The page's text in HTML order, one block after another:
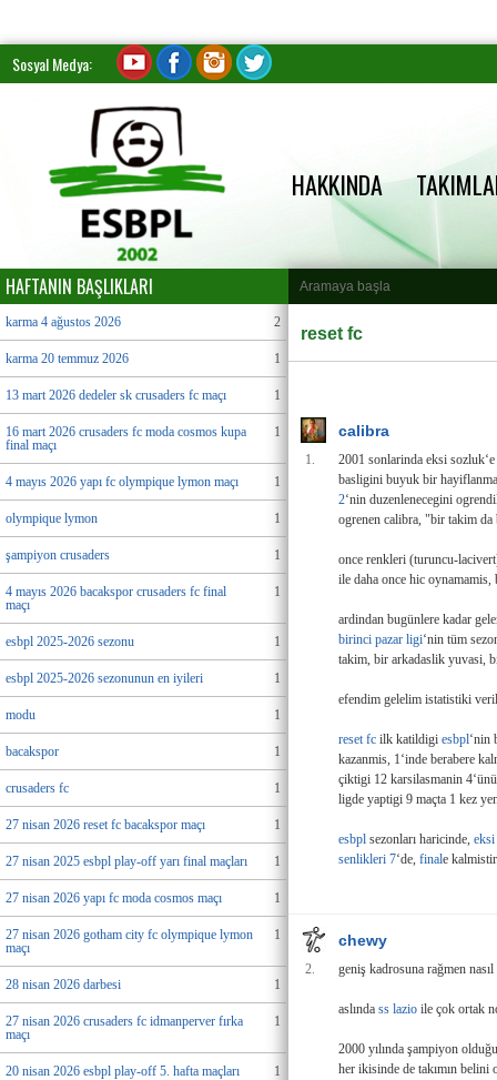
Sosyal Medya:
HAKKINDA
HAFTANIN BAŞLIKLARI
karma 4 ağustos 2026 2
karma 20 temmuz 2026 1
13 mart 2026 dedeler sk crusaders fc maçı 1
16 mart 2026 crusaders fc moda cosmos kupa
final maçı
1
4 mayıs 2026 yapı fc olympique lymon maçı 1
olympique lymon 1
şampiyon crusaders 1
4 mayıs 2026 bacakspor crusaders fc final
maçı
1
esbpl 2025-2026 sezonu 1
esbpl 2025-2026 sezonunun en iyileri 1
modu 1
bacakspor 1
crusaders fc 1
27 nisan 2026 reset fc bacakspor maçı 1
27 nisan 2025 esbpl play-off yarı final maçları 1
27 nisan 2026 yapı fc moda cosmos maçı 1
27 nisan 2026 gotham city fc olympique lymon
maçı
1
28 nisan 2026 darbesi 1
27 nisan 2026 crusaders fc idmanperver fırka
maçı
1
20 nisan 2026 esbpl play-off 5. hafta maçları 1
reset fc
calibra
1.
2001 sonlarinda eksi
basligini buyuk bir
2‘nin duzenlenecegini
ogrenen calibra, "bir takim
once renkleri (turuncu-
ile daha once hic
ardindan bugünlere kadar
birinci pazar ligi‘nin tüm
takim, bir arkadaslik yuvasi,
efendim gelelim istatistiki
reset fc ilk katildigi esbpl‘nin
kazanmis, 1‘inde berabere
çiktigi 12 karsilasmanin
ligde yaptigi 9 maçta 1 kez
esbpl sezonları haricinde,
senlikleri 7‘de, finale
chewy
2. geniş kadrosuna rağmen
aslında ss lazio ile çok ortak
2000 yılında şampiyon
her ikisinde de takımın belini